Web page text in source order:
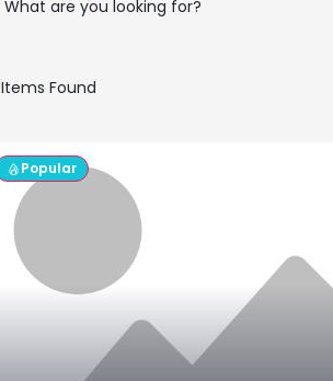
What are you looking for?
Items Found
Popular